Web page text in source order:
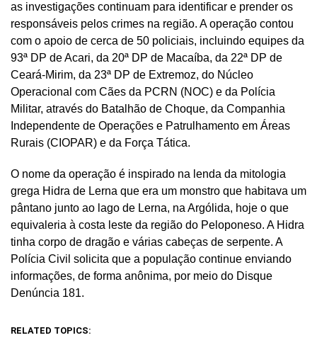
as investigações continuam para identificar e prender os
responsáveis pelos crimes na região. A operação contou
com o apoio de cerca de 50 policiais, incluindo equipes da
93ª DP de Acari, da 20ª DP de Macaíba, da 22ª DP de
Ceará-Mirim, da 23ª DP de Extremoz, do Núcleo
Operacional com Cães da PCRN (NOC) e da Polícia
Militar, através do Batalhão de Choque, da Companhia
Independente de Operações e Patrulhamento em Áreas
Rurais (CIOPAR) e da Força Tática.
O nome da operação é inspirado na lenda da mitologia
grega Hidra de Lerna que era um monstro que habitava um
pântano junto ao lago de Lerna, na Argólida, hoje o que
equivaleria à costa leste da região do Peloponeso. A Hidra
tinha corpo de dragão e várias cabeças de serpente. A
Polícia Civil solicita que a população continue enviando
informações, de forma anônima, por meio do Disque
Denúncia 181.
RELATED TOPICS: